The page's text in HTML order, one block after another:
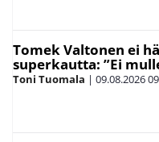
Tomek Valtonen ei
superkautta: ”Ei
Toni Tuomala | 09.08.2026